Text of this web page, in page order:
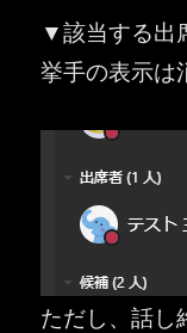
▼該当する出
挙手の表示は
ただし、話し